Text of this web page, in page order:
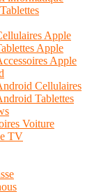
Apple
Apple
Apple
Cellulaires
Tablettes
Voiture
TV